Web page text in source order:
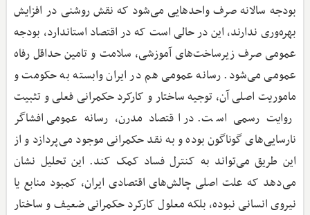
بودجه سالانه صرف واحدهایی می‌شود که نقش روشنی در افزایش
بهره‌وری ندارند، این در حالی است که در اقتصاد استاندارد، بودجه
عمومی صرف زیرساخت‌های آموزشی، سلامت و تامین حداقل رفاه
عمومی می‌شود. رسانه عمومی هم در ایران وابسته به حکومت و
ماموریت اصلی آن، توجیه ساختار و کارکرد حکمرانی فعلی و تثبیت
روایت رسمی است. در اقتصاد مدرن، رسانه عمومی افشاگر
نارسایی‌های گوناگون بوده و به نقد حکمرانی موجود می‌پردازد و از
این طریق می‌تواند به کنترل فساد کمک کند. این تحلیل نشان
می‌دهد که علت اصلی چالش‌های اقتصادی ایران، کمبود منابع یا
نیروی انسانی نبوده، بلکه معلول کارکرد حکمرانی ضعیف و ساختار